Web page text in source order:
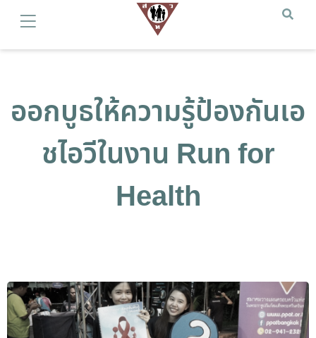
ออกบูธให้ความรู้ป้องกันเอ
ชไอวีในงาน Run for
Health